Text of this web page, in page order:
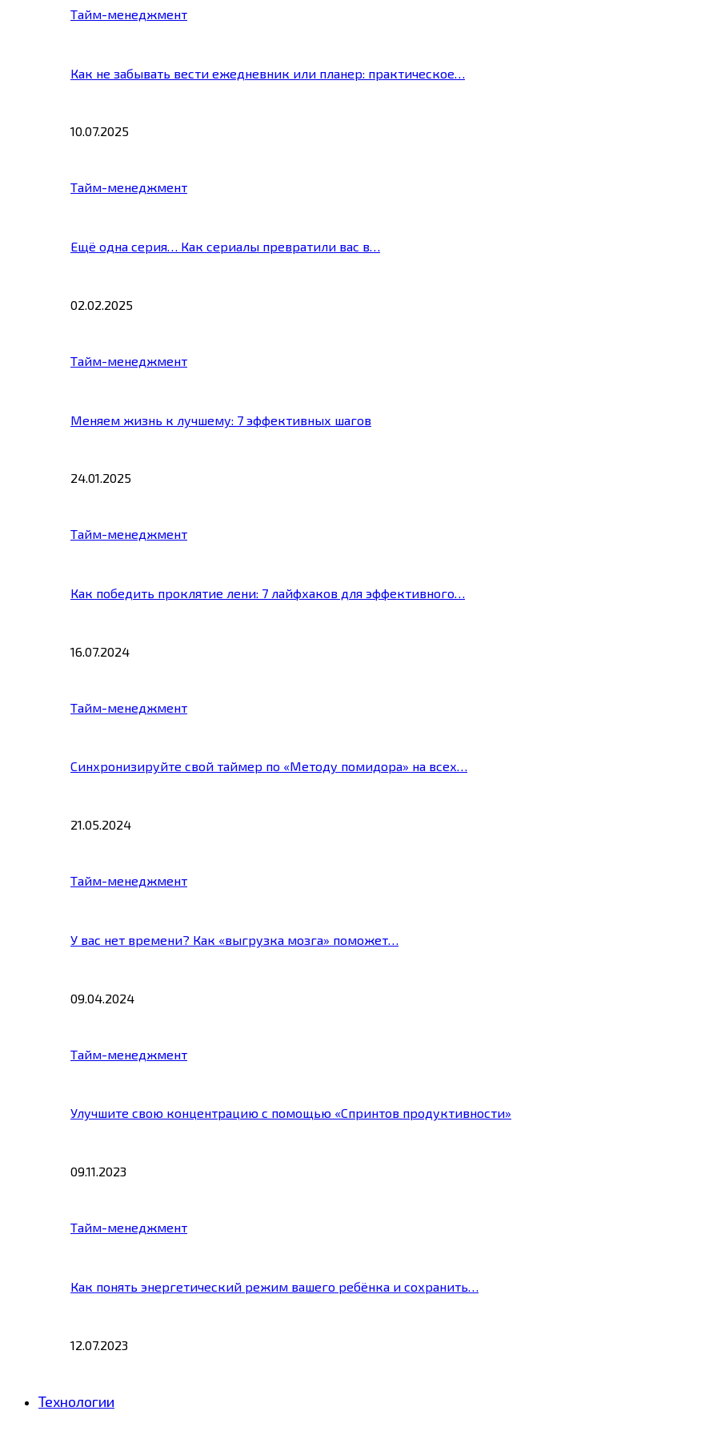
Тайм-менеджмент
Как не забывать вести ежедневник или планер: практическое…
10.07.2025
Тайм-менеджмент
Ещё одна серия… Как сериалы превратили вас в…
02.02.2025
Тайм-менеджмент
Меняем жизнь к лучшему: 7 эффективных шагов
24.01.2025
Тайм-менеджмент
Как победить проклятие лени: 7 лайфхаков для эффективного…
16.07.2024
Тайм-менеджмент
Синхронизируйте свой таймер по «Методу помидора» на всех…
21.05.2024
Тайм-менеджмент
У вас нет времени? Как «выгрузка мозга» поможет…
09.04.2024
Тайм-менеджмент
Улучшите свою концентрацию с помощью «Спринтов продуктивности»
09.11.2023
Тайм-менеджмент
Как понять энергетический режим вашего ребёнка и сохранить…
12.07.2023
Технологии